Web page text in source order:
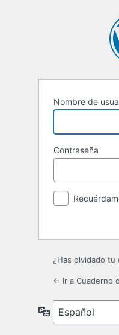
Nombre de
Contraseña
¿Has olvidado tu
← Ir a Cuaderno
Idioma